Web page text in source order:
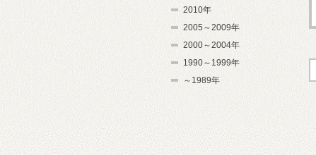
2010年
2005～2009年
2000～2004年
1990～1999年
～1989年